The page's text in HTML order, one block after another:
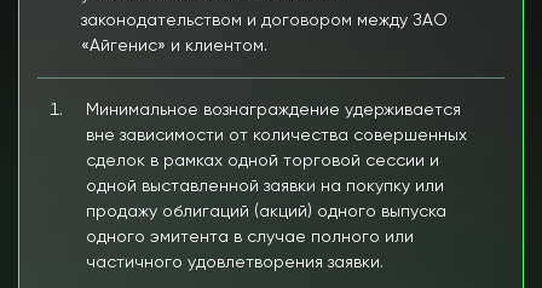
законодательством и договором между ЗАО
«Айгенис» и клиентом.
Минимальное вознаграждение удерживается
вне зависимости от количества совершенных
сделок в рамках одной торговой сессии и
одной выставленной заявки на покупку или
продажу облигаций (акций) одного выпуска
одного эмитента в случае полного или
частичного удовлетворения заявки.